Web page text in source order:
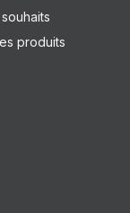
produits